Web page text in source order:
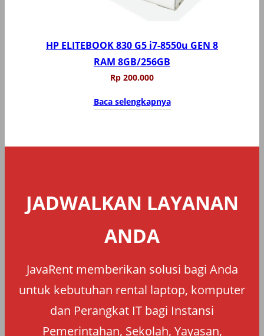
HP ELITEBOOK 830 G5 i7-8550u GEN 8
RAM 8GB/256GB
Rp 200.000
Baca selengkapnya
JADWALKAN LAYANAN
ANDA
JavaRent memberikan solusi bagi Anda
untuk kebutuhan rental laptop, komputer
dan Perangkat IT bagi Instansi
Pemerintahan, Sekolah, Yayasan,